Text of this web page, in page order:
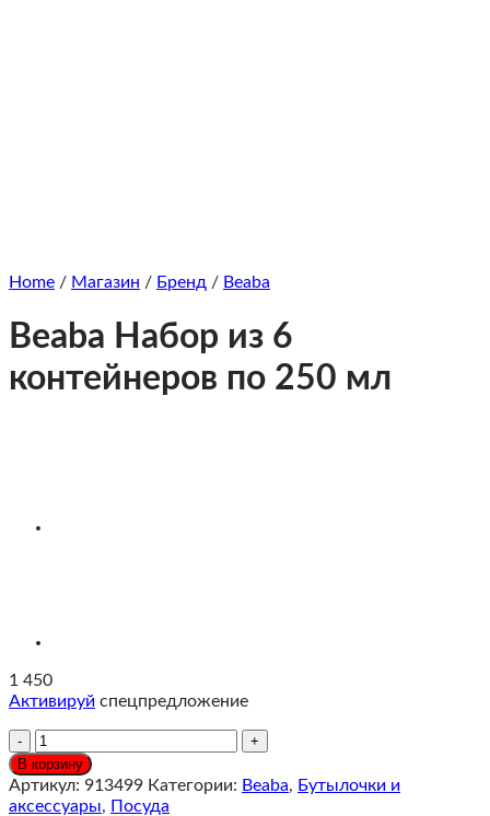
Home / Магазин / Бренд / Beaba
Beaba Набор из 6
контейнеров по 250 мл
1 450
Активируй спецпредложение
Количество
Beaba
Набор
из
В корзину
Артикул: 913499 Категории: Beaba, Бутылочки и
аксессуары, Посуда